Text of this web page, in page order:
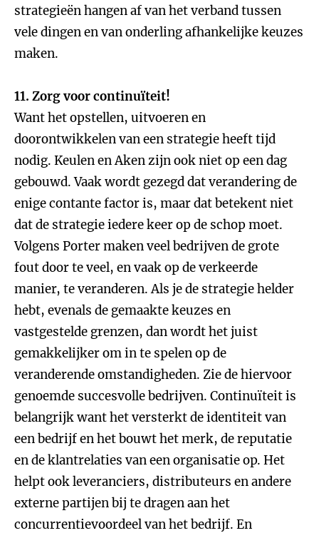
strategieën hangen af van het verband tussen
vele dingen en van onderling afhankelijke keuzes
maken.
11. Zorg voor continuïteit!
Want het opstellen, uitvoeren en
doorontwikkelen van een strategie heeft tijd
nodig. Keulen en Aken zijn ook niet op een dag
gebouwd. Vaak wordt gezegd dat verandering de
enige contante factor is, maar dat betekent niet
dat de strategie iedere keer op de schop moet.
Volgens Porter maken veel bedrijven de grote
fout door te veel, en vaak op de verkeerde
manier, te veranderen. Als je de strategie helder
hebt, evenals de gemaakte keuzes en
vastgestelde grenzen, dan wordt het juist
gemakkelijker om in te spelen op de
veranderende omstandigheden. Zie de hiervoor
genoemde succesvolle bedrijven. Continuïteit is
belangrijk want het versterkt de identiteit van
een bedrijf en het bouwt het merk, de reputatie
en de klantrelaties van een organisatie op. Het
helpt ook leveranciers, distributeurs en andere
externe partijen bij te dragen aan het
concurrentievoordeel van het bedrijf. En